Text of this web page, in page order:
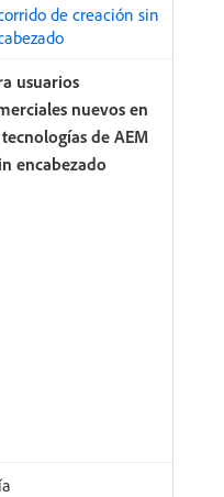
de creación sin
usuarios
nuevos en
tecnologías de AEM
encabezado